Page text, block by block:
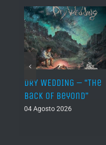
DRY WEDDING – “The
Back Of Beyond”
04 Agosto 2026